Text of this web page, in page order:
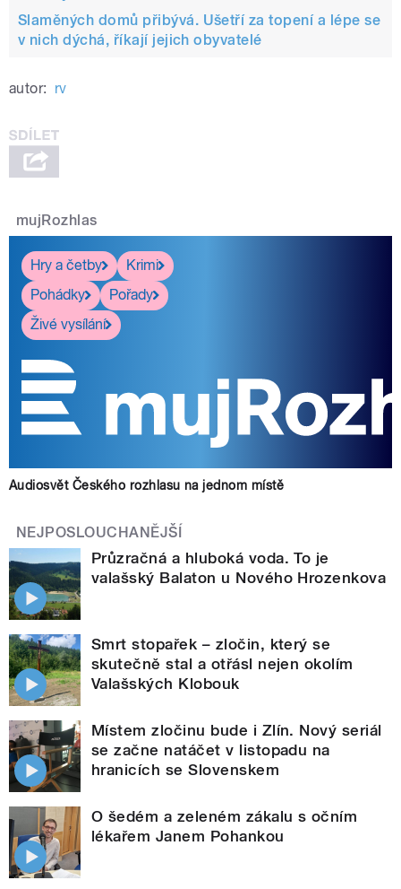
Slaměných domů přibývá. Ušetří za topení a lépe se
v nich dýchá, říkají jejich obyvatelé
autor: rv
mujRozhlas
Hry a četby
Krimi
Pohádky
Pořady
Živé vysílání
Audiosvět Českého rozhlasu na jednom místě
NEJPOSLOUCHANĚJŠÍ
Průzračná a hluboká voda. To je
valašský Balaton u Nového Hrozenkova
Smrt stopařek – zločin, který se
skutečně stal a otřásl nejen okolím
Valašských Klobouk
Místem zločinu bude i Zlín. Nový seriál
se začne natáčet v listopadu na
hranicích se Slovenskem
O šedém a zeleném zákalu s očním
lékařem Janem Pohankou